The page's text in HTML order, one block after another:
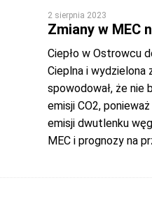
2 sierpnia 2023
Zmiany w MEC
Ciepło w Ostrowcu
Cieplna i wydzielona
spowodował, że nie
emisji CO2,
emisji dwutlenku
MEC i prognozy na